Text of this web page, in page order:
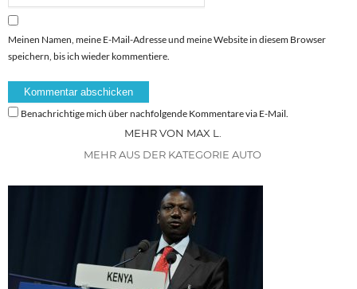
Meinen Namen, meine E-Mail-Adresse und meine Website in diesem Browser
speichern, bis ich wieder kommentiere.
Benachrichtige mich über nachfolgende Kommentare via E-Mail.
MEHR VON MAX L.
MEHR AUS DER KATEGORIE AUTO